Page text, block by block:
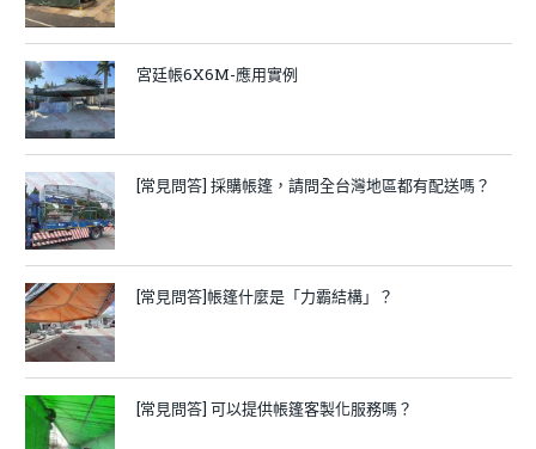
宮廷帳6X6M-應用實例
[常見問答] 採購帳篷，請問全台灣地區都有配送嗎？
[常見問答]帳篷什麼是「力霸結構」？
[常見問答] 可以提供帳篷客製化服務嗎？